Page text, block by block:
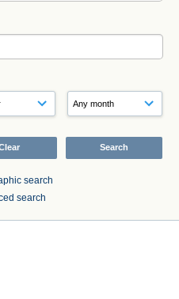
search
search